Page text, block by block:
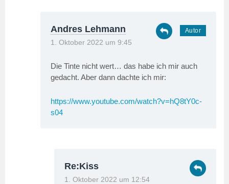
Andres Lehmann
1. Oktober 2022 um 9:45
Die Tinte nicht wert… das habe ich mir auch
gedacht. Aber dann dachte ich mir:
https://www.youtube.com/watch?v=hQ8tY0c-
s04
Re:Kiss
1. Oktober 2022 um 12:54